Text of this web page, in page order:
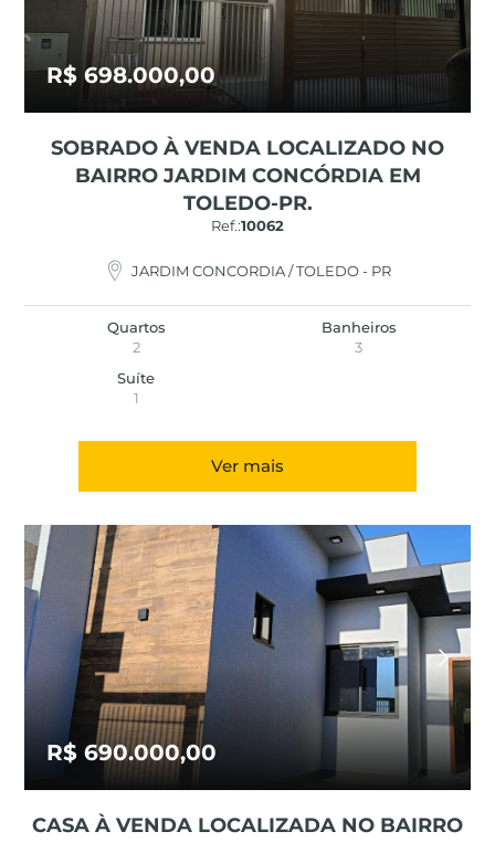
R$ 698.000,00
SOBRADO À VENDA LOCALIZADO NO
BAIRRO JARDIM CONCÓRDIA EM
TOLEDO-PR.
Ref.:10062
JARDIM CONCORDIA / TOLEDO - PR
Quartos
2
Banheiros
3
Suíte
1
Ver mais
R$ 690.000,00
CASA À VENDA LOCALIZADA NO BAIRRO